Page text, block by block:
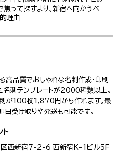
焦って探すより、新宿へ向かうべ
理由
品質でおしゃれな名刺作成・印刷
名刺テンプレートが2000種類以上。
が100枚1,870円から作れます。最
受け取りや発送も可能です。
ト
西新宿7-2-6 西新宿K-1ビル5F